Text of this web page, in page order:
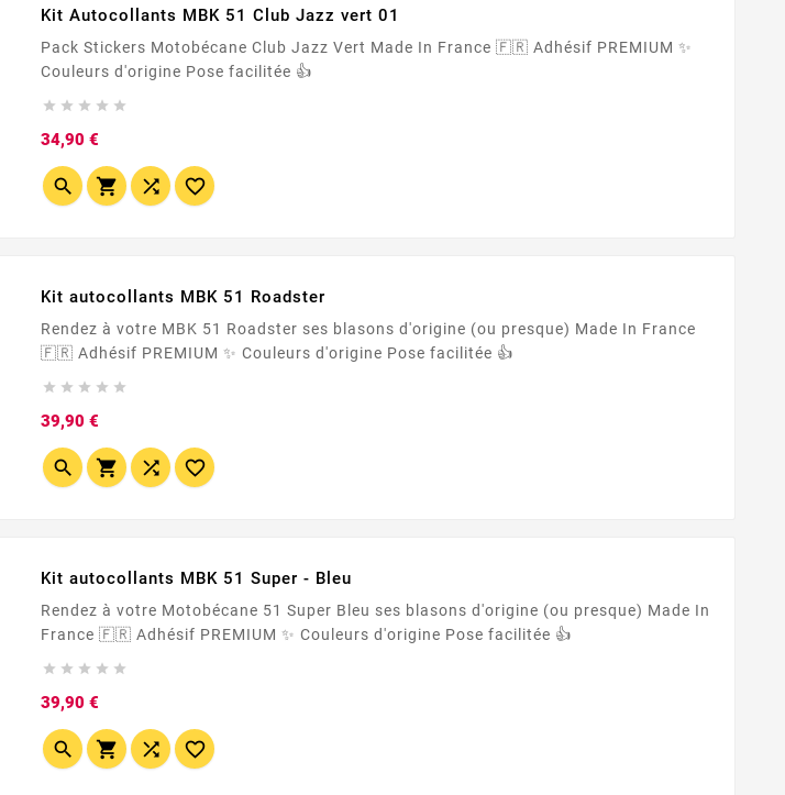
Kit Autocollants MBK 51 Club Jazz vert 01
Pack Stickers Motobécane Club Jazz Vert Made In France 🇫🇷 Adhésif PREMIUM ✨
Couleurs d'origine Pose facilitée 👍
    
34,90 €Prix
   
Kit autocollants MBK 51 Roadster
Rendez à votre MBK 51 Roadster ses blasons d'origine (ou presque) Made In France
🇫🇷 Adhésif PREMIUM ✨ Couleurs d'origine Pose facilitée 👍
    
39,90 €Prix
   
Kit autocollants MBK 51 Super - Bleu
Rendez à votre Motobécane 51 Super Bleu ses blasons d'origine (ou presque) Made In
France 🇫🇷 Adhésif PREMIUM ✨ Couleurs d'origine Pose facilitée 👍
    
39,90 €Prix
   